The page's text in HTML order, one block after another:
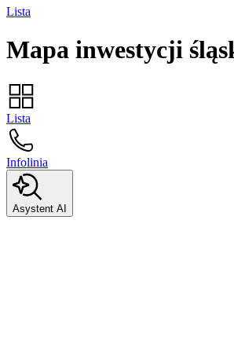
Lista
Mapa inwestycji
Lista
Infolinia
Asystent AI